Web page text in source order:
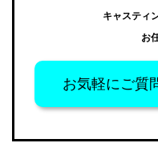
キャスティ
お
お気軽にご質